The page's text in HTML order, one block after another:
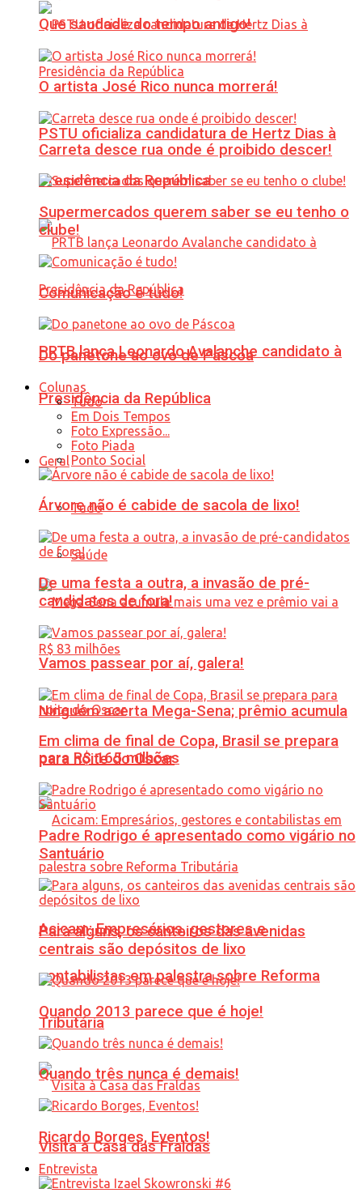
PSTU oficializa candidatura de Hertz Dias à
Presidência da República
PRTB lança Leonardo Avalanche candidato à
Presidência da República
Geral
Tudo
Saúde
Ninguém acerta Mega-Sena; prêmio acumula
para R$ 165 milhões
Acicam: Empresários, gestores e
contabilistas em palestra sobre Reforma
Tributária
Visita à Casa das Fraldas
Que saudade do tempo antigo!
O artista José Rico nunca morrerá!
Carreta desce rua onde é proibido descer!
Supermercados querem saber se eu tenho o
clube!
Comunicação é tudo!
Do panetone ao ovo de Páscoa
Colunas
Tudo
Em Dois Tempos
Foto Expressão...
Foto Piada
Ponto Social
Árvore não é cabide de sacola de lixo!
De uma festa a outra, a invasão de pré-
candidatos de fora!
Vamos passear por aí, galera!
Em clima de final de Copa, Brasil se prepara
para noite do Oscar
Padre Rodrigo é apresentado como vigário no
Santuário
Para alguns, os canteiros das avenidas
centrais são depósitos de lixo
Quando 2013 parece que é hoje!
Quando três nunca é demais!
Ricardo Borges, Eventos!
Entrevista